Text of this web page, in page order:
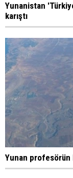
Yunanistan
karıştı
Yunan profesörün